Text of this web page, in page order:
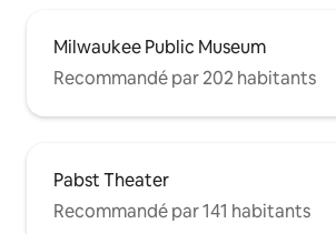
Milwaukee Public Museum
Recommandé par 202 habitants
Pabst Theater
Recommandé par 141 habitants